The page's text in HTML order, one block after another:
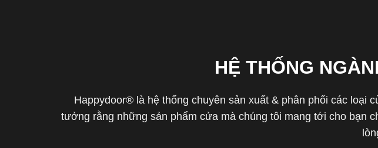
HỆ THỐNG
Happydoor® là hệ thống chuyên sản xuất & phân phối các loại
tưởng rằng những sản phẩm cửa mà chúng tôi mang tới cho bạn